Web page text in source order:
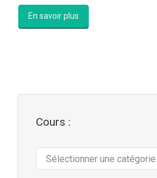
En savoir plus
Cours :